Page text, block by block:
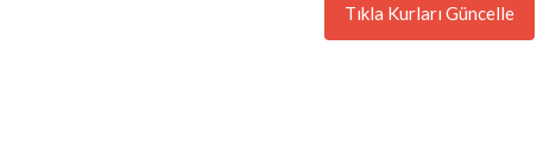
Tıkla Kurları Güncelle